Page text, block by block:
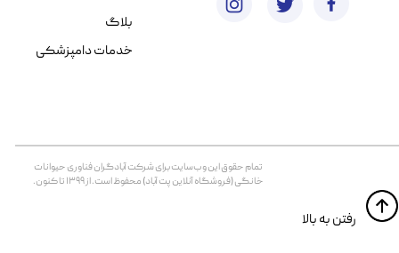
تمام حقوق اين وب‌سايت برای شرکت آبادگران فناوری حیوانات
خانگی (فروشگاه آنلاین پت آباد) محفوظ است. از ۱۳۹۹ تا کنون.
​​رفتن به بالا
بلاگ
خدمات دامپزشکی